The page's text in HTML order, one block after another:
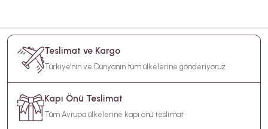
Teslimat ve Kargo
Türkiye'nin ve Dünyanın tüm ülkelerine gönderiyoruz
Kapı Önü Teslimat
Tüm Avrupa ülkelerine kapı önü teslimat